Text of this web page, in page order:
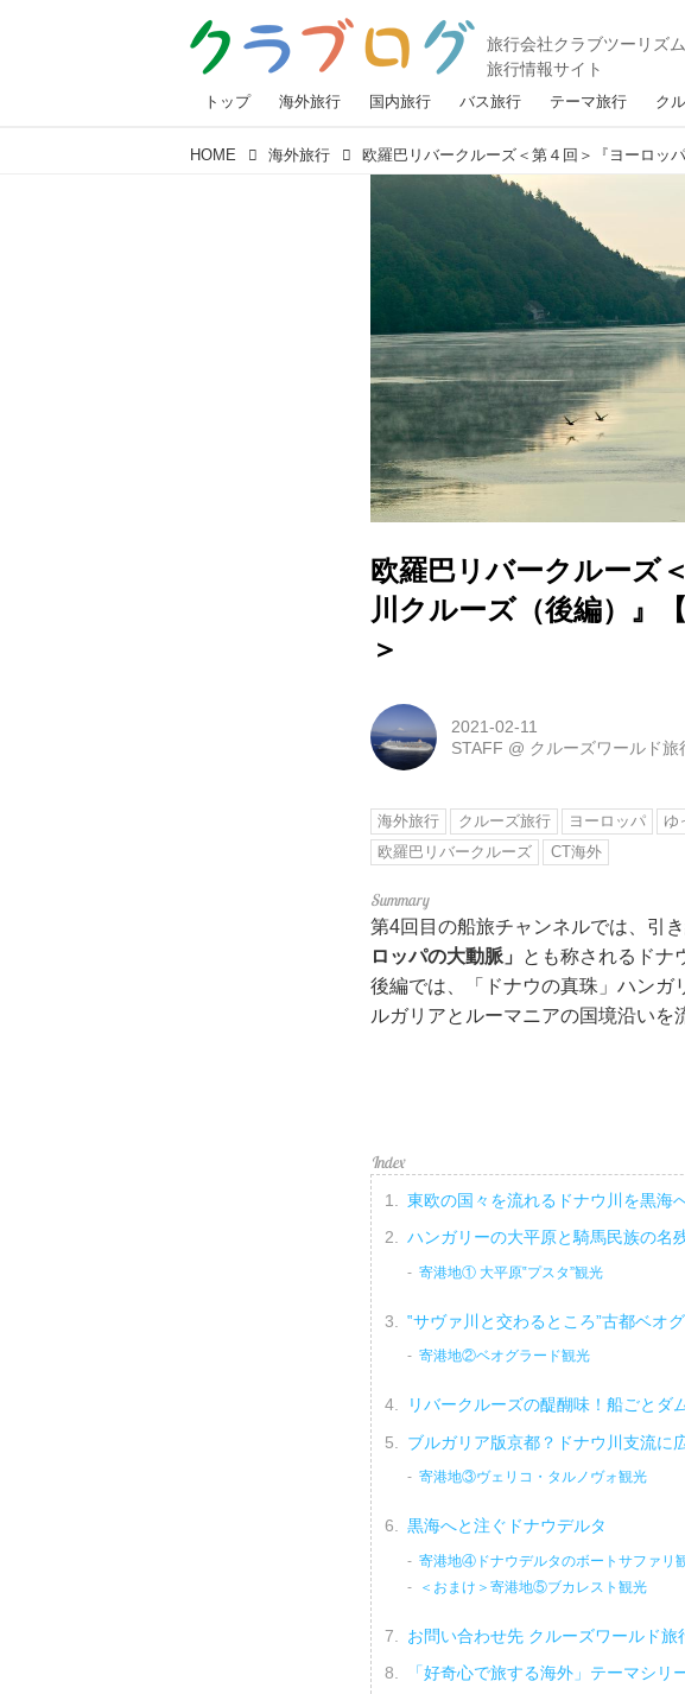
トップ 海外旅行 国内旅行 バス旅行 テーマ旅行 ク
HOME 海外旅行
欧羅巴リバークルーズ
川クルーズ（後編）』
＞
2021-02-11
STAFF @ クルーズワールド旅
海外旅行 クルーズ旅行 ヨーロッパ ゆ
欧羅巴リバークルーズ
CT海外
第4回目の船旅チャンネルでは、引
ロッパの大動脈」
とも称されるドナ
後編では、「ドナウの真珠」ハンガ
ルガリアとルーマニアの国境沿いを
東欧の国々を流れるドナウ川を黒海
ハンガリーの大平原と騎馬民族の名
寄港地① 大平原‟プスタ”観光
‟サヴァ川と交わるところ”古都ベオ
寄港地②ベオグラード観光
リバークルーズの醍醐味！船ごとダ
ブルガリア版京都？ドナウ川支流に
寄港地③ヴェリコ・タルノヴォ観光
黒海へと注ぐドナウデルタ
寄港地④ドナウデルタのボートサファリ
＜おまけ＞寄港地⑤ブカレスト観光
お問い合わせ先 クルーズワールド旅
「好奇心で旅する海外」テーマシリ